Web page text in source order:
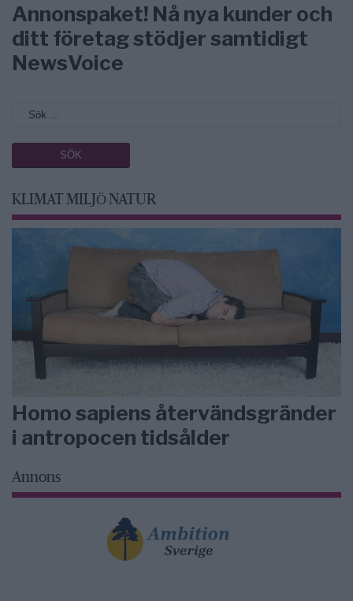
Annonspaket! Nå nya kunder och
ditt företag stödjer samtidigt
NewsVoice
KLIMAT MILJÖ NATUR
Homo sapiens återvändsgränder
i antropocen tidsålder
Annons